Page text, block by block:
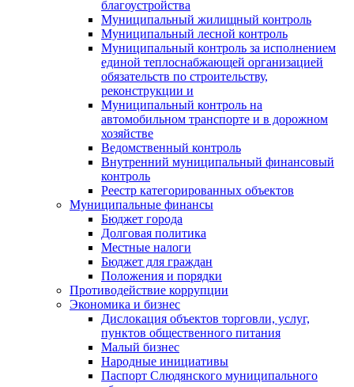
благоустройства
Муниципальный жилищный контроль
Муниципальный лесной контроль
Муниципальный контроль за исполнением
единой теплоснабжающей организацией
обязательств по строительству,
реконструкции и
Муниципальный контроль на
автомобильном транспорте и в дорожном
хозяйстве
Ведомственный контроль
Внутренний муниципальный финансовый
контроль
Реестр категорированных объектов
Муниципальные финансы
Бюджет города
Долговая политика
Местные налоги
Бюджет для граждан
Положения и порядки
Противодействие коррупции
Экономика и бизнес
Дислокация объектов торговли, услуг,
пунктов общественного питания
Малый бизнес
Народные инициативы
Паспорт Слюдянского муниципального